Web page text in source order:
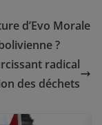
d’Evo Morale
?
radical
des déchets